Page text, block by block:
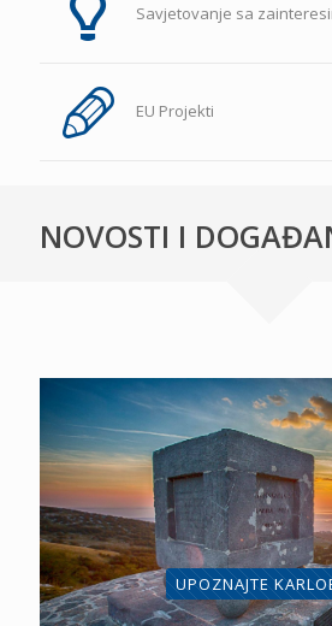
Savjetovanje sa
EU Projekti
NOVOSTI I
UPOZNAJTE